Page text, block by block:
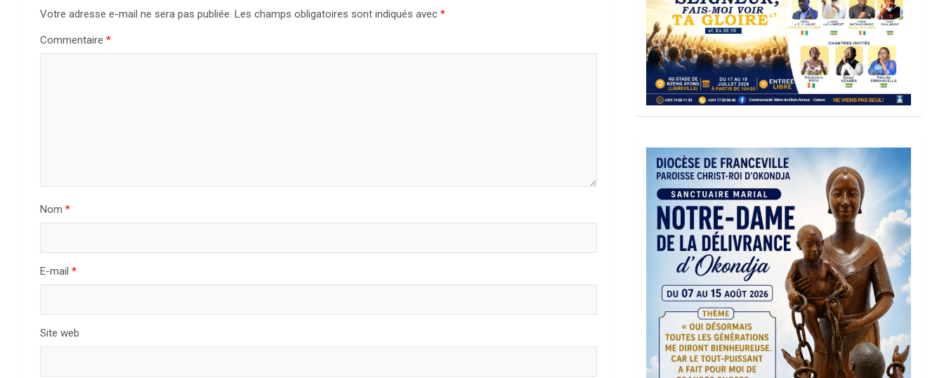
Votre adresse e-mail ne sera pas publiée. Les champs obligatoires sont indiqués avec *
Commentaire *
Nom *
E-mail *
Site web